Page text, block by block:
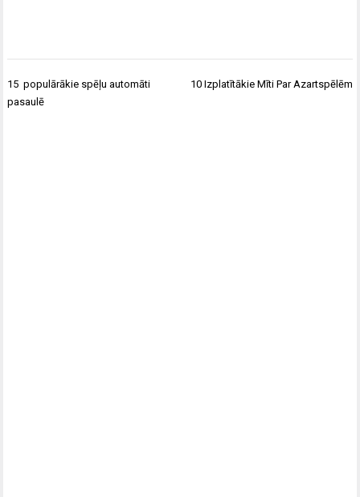
Ziņu
izvēlne
15 populārākie spēļu automāti
pasaulē
10 Izplatītākie Mīti Par Azartspēlēm